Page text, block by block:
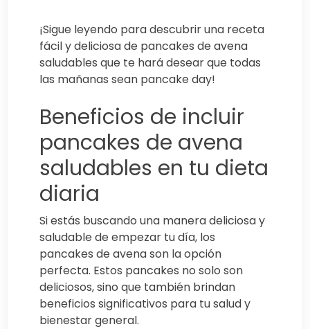
¡Sigue leyendo para descubrir una receta
fácil y deliciosa de pancakes de avena
saludables que te hará desear que todas
las mañanas sean pancake day!
Beneficios de incluir
pancakes de avena
saludables en tu dieta
diaria
Si estás buscando una manera deliciosa y
saludable de empezar tu día, los
pancakes de avena son la opción
perfecta. Estos pancakes no solo son
deliciosos, sino que también brindan
beneficios significativos para tu salud y
bienestar general.